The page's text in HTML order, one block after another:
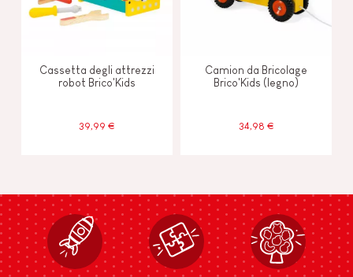
Cassetta degli attrezzi
robot Brico'Kids
39,99 €
Camion da Bricolage
Brico'Kids (legno)
34,98 €